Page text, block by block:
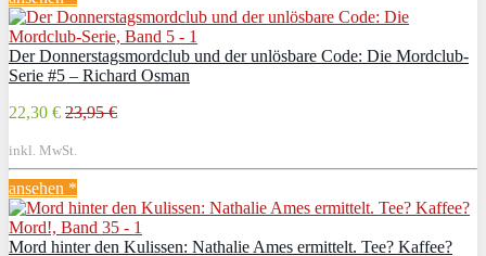
Der Donnerstagsmordclub und der unlösbare Code: Die Mordclub-
Serie #5 – Richard Osman
22,30 € 23,95 €
inkl. MwSt.
ansehen *
Mord hinter den Kulissen: Nathalie Ames ermittelt. Tee? Kaffee?